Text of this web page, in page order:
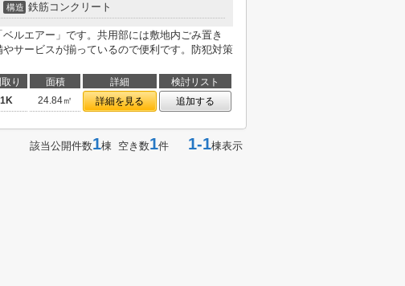
構造 鉄筋コンクリート
ルエアー」です。共用部には敷地内ごみ置き
サービスが揃っているので便利です。防犯対策
り 面積 詳細
検討リスト
1K 24.84㎡ 詳細を見る 追加する
該当公開件数1棟 空き数1件 1-1棟表示